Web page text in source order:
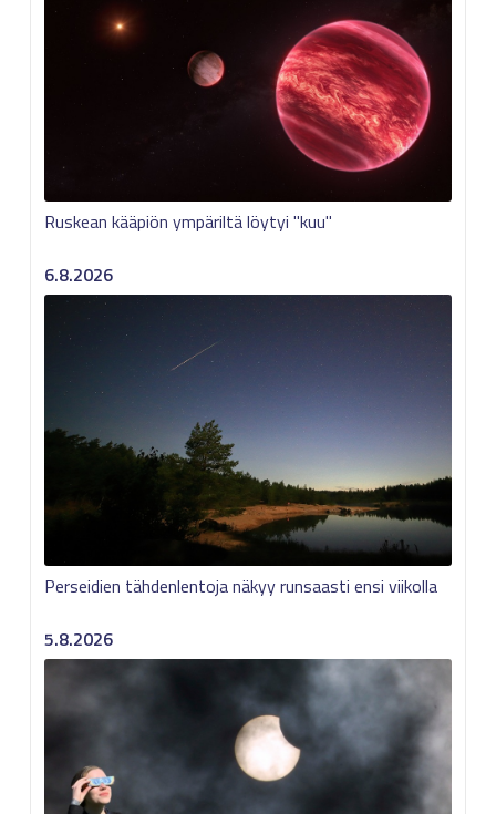
Ruskean kääpiön ympäriltä löytyi "kuu"
6.8.2026
Perseidien tähdenlentoja näkyy runsaasti ensi viikolla
5.8.2026